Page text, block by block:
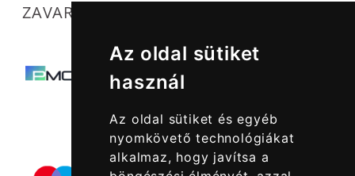
Az oldal sütiket
használ
Az oldal sütiket és egyéb
nyomkövető technológiákat
alkalmaz, hogy javítsa a
ZAVARTALAN MŰKÖDÉSÜNKET SEGÍTIK